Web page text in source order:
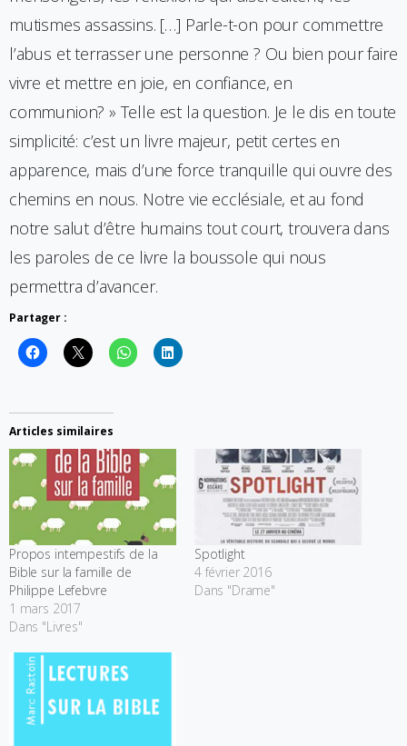
mutismes assassins. […] Parle-t-on pour commettre
l’abus et terrasser une personne ? Ou bien pour faire
vivre et mettre en joie, en confiance, en
communion? » Telle est la question. Je le dis en toute
simplicité: c’est un livre majeur, petit certes en
apparence, mais d’une force tranquille qui ouvre des
chemins en nous. Notre vie ecclésiale, et au fond
notre salut d’être humains tout court, trouvera dans
les paroles de ce livre la boussole qui nous
permettra d’avancer.
Partager :
Articles similaires
Propos intempestifs de la
Bible sur la famille de
Philippe Lefebvre
1 mars 2017
Dans "Livres"
Spotlight
4 février 2016
Dans "Drame"